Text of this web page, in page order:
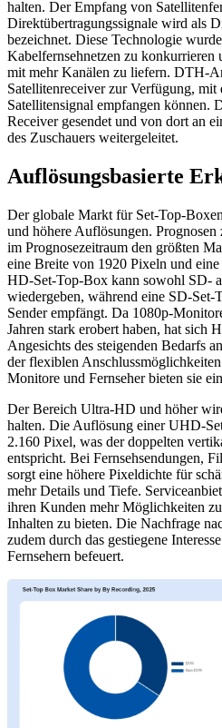
halten. Der Empfang von
Direktübertragungssignale wird als
bezeichnet. Diese Technologie
Kabelfernsehnetzen zu konkurrieren
mit mehr Kanälen zu liefern. DTH-
Satellitenreceiver zur Verfügung, mit
Satellitensignal empfangen können.
Receiver gesendet und von dort an
des Zuschauers weitergeleitet.
Auflösungsbasierte
Der globale Markt für Set-Top-
und höhere Auflösungen.
im Prognosezeitraum den größten
eine Breite von 1920 Pixeln und
HD-Set-Top-Box kann sowohl SD-
wiedergeben, während eine SD-
Sender empfängt. Da 1080p-
Jahren stark erobert haben, hat sich
Angesichts des steigenden Bedarfs
der flexiblen
Monitore und Fernseher bieten sie
Der Bereich Ultra-HD und höher
halten. Die Auflösung einer UHD-
2.160 Pixel, was der doppelten
entspricht. Bei Fernsehsendungen,
sorgt eine höhere Pixeldichte für
mehr Details und Tiefe.
ihren Kunden mehr Möglichkeiten
Inhalten zu bieten. Die Nachfrage
zudem durch das gestiegene
Fernsehern befeuert.